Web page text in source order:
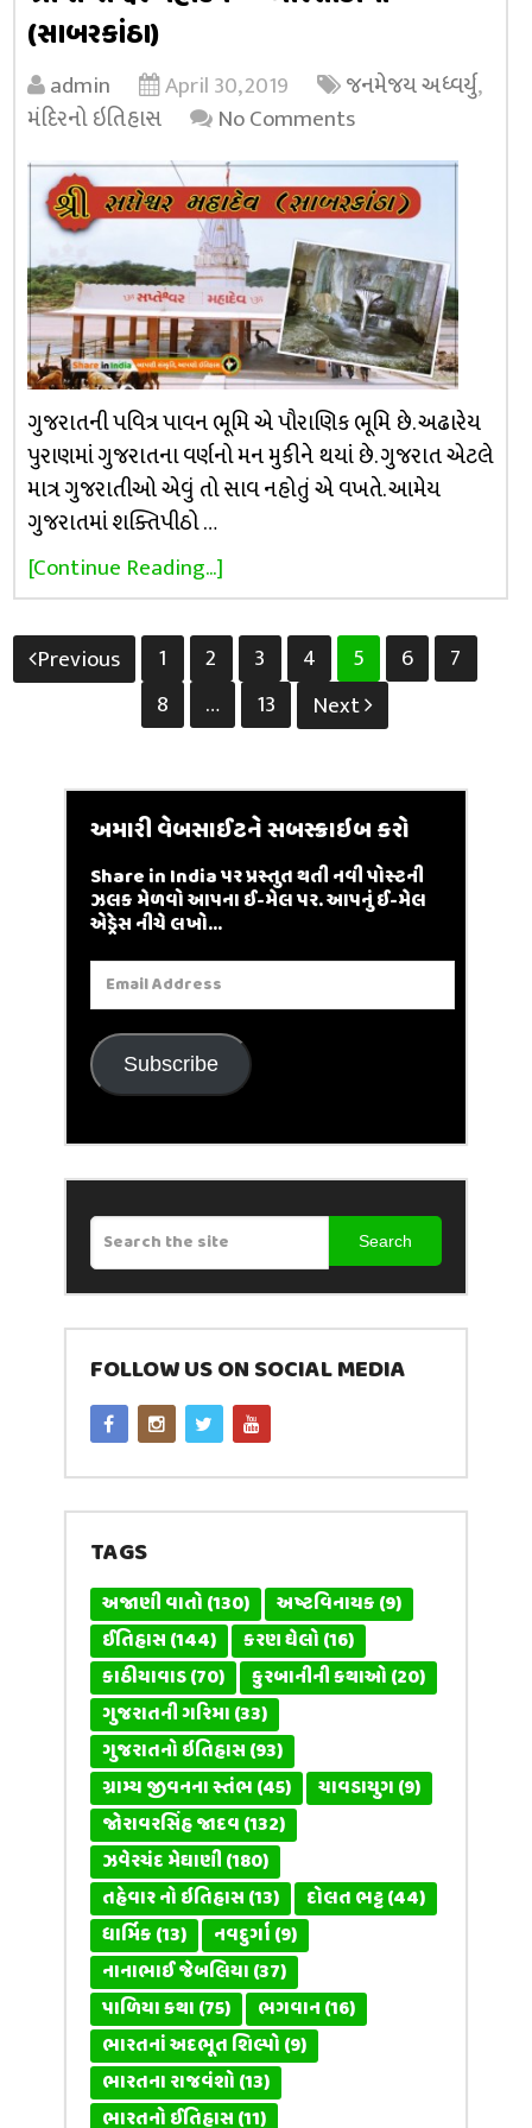
(સાબરકાંઠા)
admin April 30, 2019 જનમેજય અધ્વર્યુ,
મંદિરનો ઇતિહાસ
No Comments
ગુજરાતની પવિત્ર પાવન ભૂમિ એ પૌરાણિક ભૂમિ છે. અઢારેય
પુરાણમાં ગુજરાતના વર્ણનો મન મુકીને થયાં છે. ગુજરાત એટલે
માત્ર ગુજરાતીઓ એવું તો સાવ નહોતું એ વખતે. આમેય
ગુજરાતમાં શક્તિપીઠો …
[Continue Reading...]
Posts
pagination
Previous 1 2 3 4 5 6
7
8
… 13 Next
અમારી વેબસાઈટને સબસ્ક્રાઇબ કરો
Share in India પર પ્રસ્તુત થતી નવી પોસ્ટની
ઝલક મેળવો આપના ઈ-મેલ પર. આપનું ઈ-મેલ
એડ્રેસ નીચે લખો...
Email
Address
Subscribe
Search
FOLLOW US ON SOCIAL MEDIA
TAGS
અજાણી વાતો(130) અષ્ટવિનાયક(9)
ઈતિહાસ(144) કરણ ઘેલો(16)
કાઠીયાવાડ(70) કુરબાનીની કથાઓ(20)
ગુજરાતની ગરિમા(33)
ગુજરાતનો ઇતિહાસ(93)
ગ્રામ્ય જીવનના સ્તંભ(45) ચાવડાયુગ(9)
જોરાવરસિંહ જાદવ(132)
ઝવેરચંદ મેઘાણી(180)
તહેવાર નો ઇતિહાસ(13) દોલત ભટ્ટ(44)
ધાર્મિક(13) નવદુર્ગા(9)
નાનાભાઈ જેબલિયા(37)
પાળિયા કથા(75) ભગવાન(16)
ભારતનાં અદભૂત શિલ્પો(9)
ભારતના રાજવંશો(13)
ભારતનો ઈતિહાસ(11)